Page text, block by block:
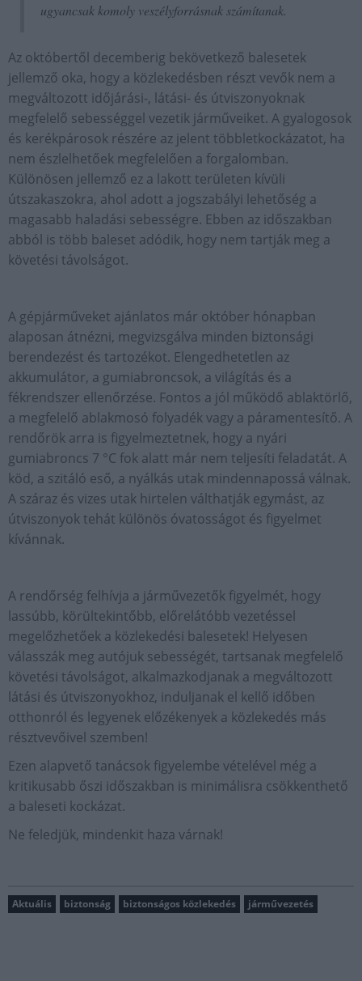
ugyancsak komoly veszélyforrásnak számítanak.
Az októbertől decemberig bekövetkező balesetek
jellemző oka, hogy a közlekedésben részt vevők nem a
megváltozott időjárási-, látási- és útviszonyoknak
megfelelő sebességgel vezetik járműveiket. A gyalogosok
és kerékpárosok részére az jelent többletkockázatot, ha
nem észlelhetőek megfelelően a forgalomban.
Különösen jellemző ez a lakott területen kívüli
útszakaszokra, ahol adott a jogszabályi lehetőség a
magasabb haladási sebességre. Ebben az időszakban
abból is több baleset adódik, hogy nem tartják meg a
követési távolságot.
A gépjárműveket ajánlatos már október hónapban
alaposan átnézni, megvizsgálva minden biztonsági
berendezést és tartozékot. Elengedhetetlen az
akkumulátor, a gumiabroncsok, a világítás és a
fékrendszer ellenőrzése. Fontos a jól működő ablaktörlő,
a megfelelő ablakmosó folyadék vagy a páramentesítő. A
rendőrök arra is figyelmeztetnek, hogy a nyári
gumiabroncs 7 °C fok alatt már nem teljesíti feladatát. A
köd, a szitáló eső, a nyálkás utak mindennapossá válnak.
A száraz és vizes utak hirtelen válthatják egymást, az
útviszonyok tehát különös óvatosságot és figyelmet
kívánnak.
A rendőrség felhívja a járművezetők figyelmét, hogy
lassúbb, körültekintőbb, előrelátóbb vezetéssel
megelőzhetőek a közlekedési balesetek! Helyesen
válasszák meg autójuk sebességét, tartsanak megfelelő
követési távolságot, alkalmazkodjanak a megváltozott
látási és útviszonyokhoz, induljanak el kellő időben
otthonról és legyenek előzékenyek a közlekedés más
résztvevőivel szemben!
Ezen alapvető tanácsok figyelembe vételével még a
kritikusabb őszi időszakban is minimálisra csökkenthető
a baleseti kockázat.
Ne feledjük, mindenkit haza várnak!
Aktuális biztonság biztonságos közlekedés járművezetés